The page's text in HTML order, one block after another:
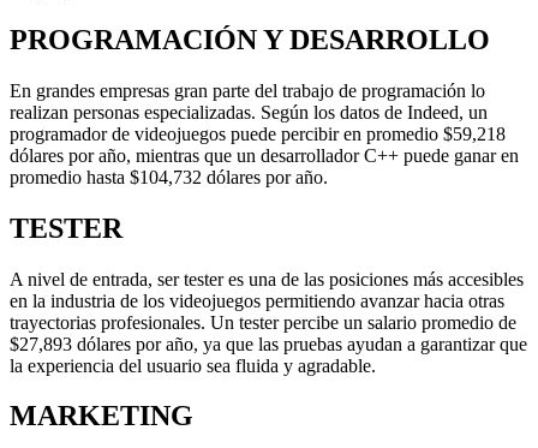
PROGRAMACIÓN Y DESARROLLO
En grandes empresas gran parte del trabajo de programación lo
realizan personas especializadas. Según los datos de Indeed, un
programador de videojuegos puede percibir en promedio $59,218
dólares por año, mientras que un desarrollador C++ puede ganar en
promedio hasta $104,732 dólares por año.
TESTER
A nivel de entrada, ser tester es una de las posiciones más accesibles
en la industria de los videojuegos permitiendo avanzar hacia otras
trayectorias profesionales. Un tester percibe un salario promedio de
$27,893 dólares por año, ya que las pruebas ayudan a garantizar que
la experiencia del usuario sea fluida y agradable.
MARKETING